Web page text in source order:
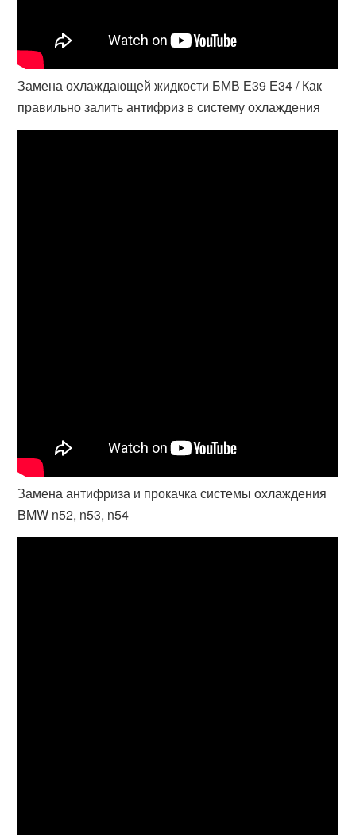
Замена охлаждающей жидкости БМВ Е39 Е34 / Как
правильно залить антифриз в систему охлаждения
Замена антифриза и прокачка системы охлаждения
BMW n52, n53, n54